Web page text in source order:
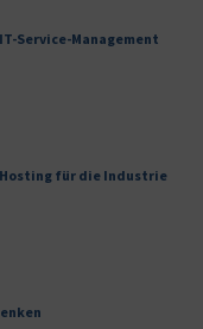
Service-Management
für die Industrie